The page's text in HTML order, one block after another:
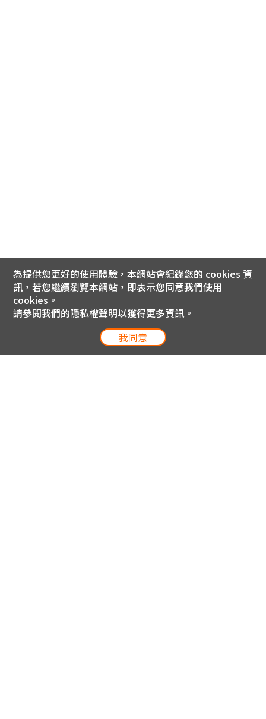
為提供您更好的使用體驗，本網站會紀錄您的 cookies 資
訊，若您繼續瀏覽本網站，即表示您同意我們使用
cookies。
請參閱我們的隱私權聲明以獲得更多資訊。
我同意